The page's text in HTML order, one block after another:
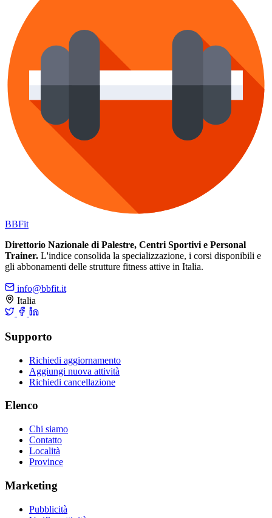
BBFit
Direttorio Nazionale di Palestre, Centri Sportivi e Personal
Trainer. L'indice consolida la specializzazione, i corsi disponibili e
gli abbonamenti delle strutture fitness attive in Italia.
info@bbfit.it
Italia
Supporto
Richiedi aggiornamento
Aggiungi nuova attività
Richiedi cancellazione
Elenco
Chi siamo
Contatto
Località
Province
Marketing
Pubblicità